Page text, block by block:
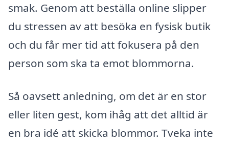
smak. Genom att beställa online slipper
du stressen av att besöka en fysisk butik
och du får mer tid att fokusera på den
person som ska ta emot blommorna.
Så oavsett anledning, om det är en stor
eller liten gest, kom ihåg att det alltid är
en bra idé att skicka blommor. Tveka inte